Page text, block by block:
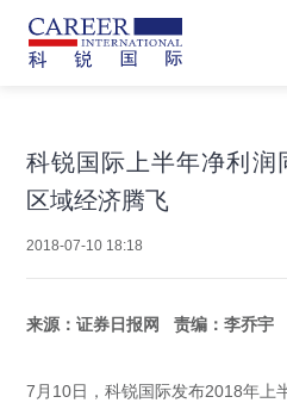
科锐国际上半年净利润
区域经济腾飞
2018-07-10 18:18
来源：证券日报网 责编：李乔宇
7月10日，科锐国际发布2018年上